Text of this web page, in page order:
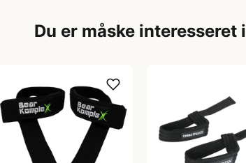
Du er måske interesseret i